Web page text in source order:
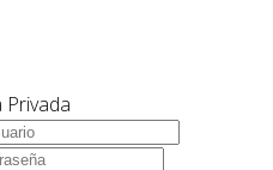
Privada